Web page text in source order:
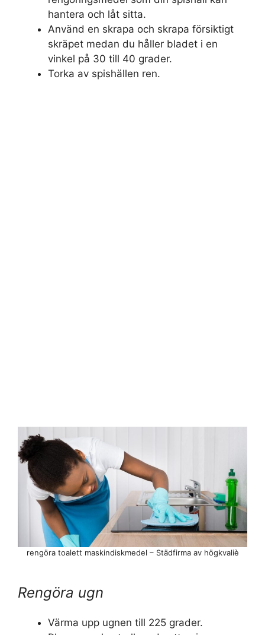
hantera och låt sitta.
Använd en skrapa och skrapa försiktigt
skräpet medan du håller bladet i en
vinkel på 30 till 40 grader.
Torka av spishällen ren.
Rengöra ugn
Värma upp ugnen till 225 grader.
rengöra toalett maskindiskmedel – Städfirma av högkvaliè